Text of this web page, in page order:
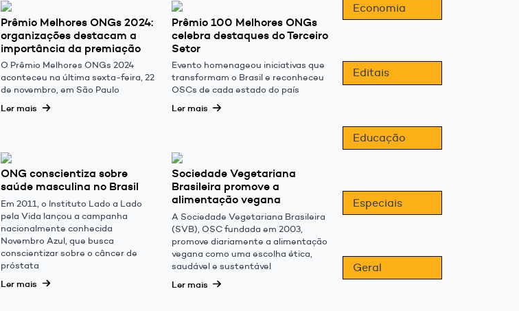
Prêmio Melhores ONGs 2024:
organizações destacam a
importância da premiação
O Prêmio Melhores ONGs 2024
aconteceu na última sexta-feira, 22
de novembro, em São Paulo
Ler mais
Prêmio 100 Melhores ONGs
celebra destaques do Terceiro
Setor
Evento homenageou iniciativas que
transformam o Brasil e reconheceu
OSCs de cada estado do país
Ler mais
ONG conscientiza sobre
saúde masculina no Brasil
Em 2011, o Instituto Lado a Lado
pela Vida lançou a campanha
nacionalmente conhecida
Novembro Azul, que busca
conscientizar sobre o câncer de
próstata
Ler mais
Sociedade Vegetariana
Brasileira promove a
alimentação vegana
A Sociedade Vegetariana Brasileira
(SVB), OSC fundada em 2003,
promove diariamente a alimentação
vegana como uma escolha ética,
saudável e sustentável
Ler mais
Economia
Editais
Educação
Especiais
Geral